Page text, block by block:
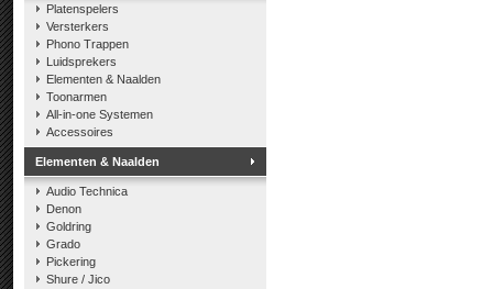
Platenspelers
Versterkers
Phono Trappen
Luidsprekers
Elementen & Naalden
Toonarmen
All-in-one Systemen
Accessoires
Elementen & Naalden
Audio Technica
Denon
Goldring
Grado
Pickering
Shure / Jico